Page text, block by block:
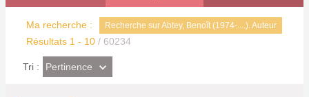
Ma recherche : Recherche sur Abtey, Benoît (1974-....). Auteur
Résultats 1 - 10 / 60234
Tri : (Effet
imédiat)
Pertinence